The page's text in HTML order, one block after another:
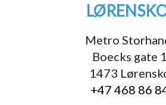
Metro
Boecks gate
1473
+47 468 86